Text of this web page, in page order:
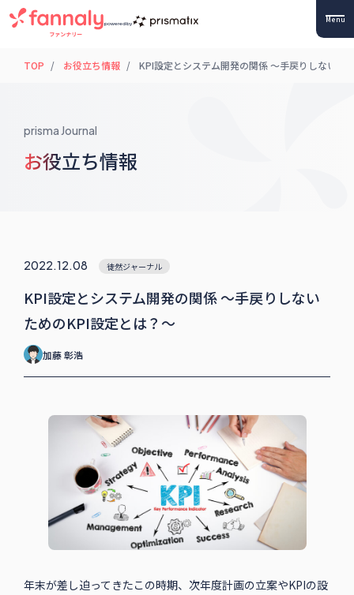
powered by Menu
TOP お役立ち情報 KPI設定とシステム開発の関係 〜手戻りしないた
prisma Journal
お役立ち情報
2022.12.08 徒然ジャーナル
KPI設定とシステム開発の関係 〜手戻りしない
ためのKPI設定とは？〜
加藤 彰浩
年末が差し迫ってきたこの時期、次年度計画の立案やKPIの設